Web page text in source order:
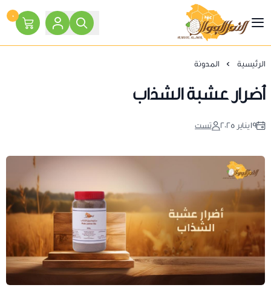
النحل الجوال
٠
الرئيسية المدونة
أضرار عشبة الشذاب
١٩ يناير ٢٠٢٥ تست